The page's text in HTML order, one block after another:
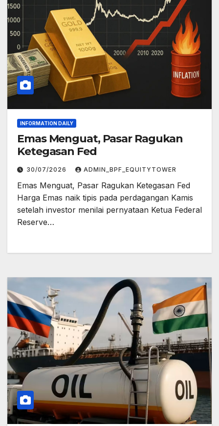
INFORMATION DAILY
Emas Menguat, Pasar Ragukan
Ketegasan Fed
30/07/2026 ADMIN_BPF_EQUITYTOWER
Emas Menguat, Pasar Ragukan Ketegasan Fed
Harga Emas naik tipis pada perdagangan Kamis
setelah investor menilai pernyataan Ketua Federal
Reserve…